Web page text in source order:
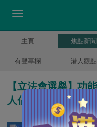
主頁 焦點新聞
有聲專欄 港人觀點
【立法會選舉】功
人倡助技術落地聚焦